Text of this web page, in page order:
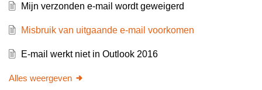
Mijn verzonden e-mail wordt geweigerd
Misbruik van uitgaande e-mail voorkomen
E-mail werkt niet in Outlook 2016
Alles weergeven